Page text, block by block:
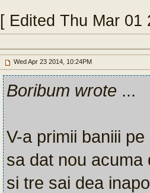
[ Edited Thu Mar 01
Wed Apr 23 2014, 10:24PM
Boribum wrote ...
V-a primii baniii
sa dat nou
si tre sai dea